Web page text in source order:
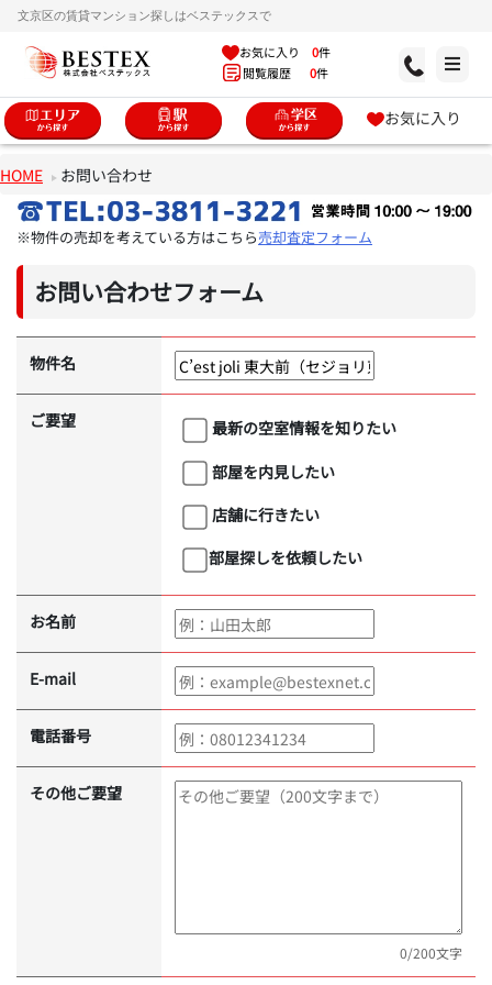
文京区の賃貸マンション探しはベステックスで
お気に入り 0件
閲覧履歴 0件
お気に入り
HOME お問い合わせ
※物件の売却を考えている方はこちら売却査定フォーム
お問い合わせフォーム
物件名
ご要望
最新の空室情報を知りたい
部屋を内見したい
店舗に行きたい
部屋探しを依頼したい
お名前
E-mail
電話番号
その他ご要望
0/200文字